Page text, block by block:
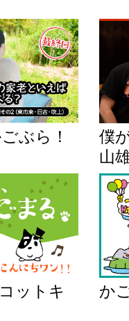
ぶら！
僕
山
ットキ
か